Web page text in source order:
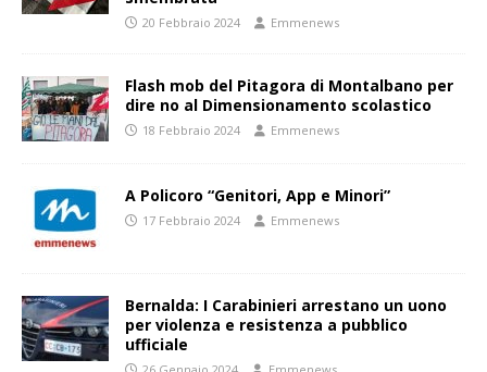
20 Febbraio 2024 Emmenews
Flash mob del Pitagora di Montalbano per
dire no al Dimensionamento scolastico
18 Febbraio 2024 Emmenews
A Policoro “Genitori, App e Minori”
17 Febbraio 2024 Emmenews
Bernalda: I Carabinieri arrestano un uono
per violenza e resistenza a pubblico
ufficiale